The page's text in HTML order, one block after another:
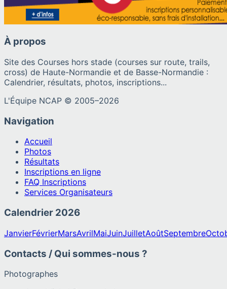
À propos
Site des Courses hors stade (courses sur route, trails,
cross) de Haute-Normandie et de Basse-Normandie :
Calendrier, résultats, photos, inscriptions...
L'Équipe NCAP © 2005–2026
Navigation
Accueil
Photos
Résultats
Inscriptions en ligne
FAQ Inscriptions
Services Organisateurs
Calendrier 2026
JanvierFévrierMarsAvrilMaiJuinJuilletAoûtSeptembre
Contacts / Qui sommes-nous ?
Photographes